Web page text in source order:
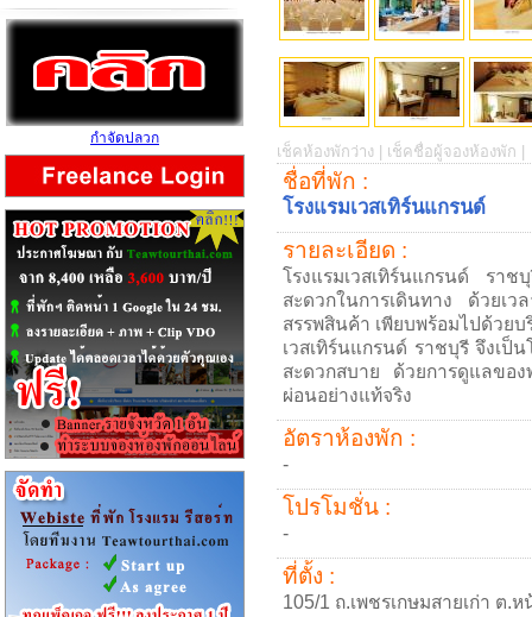
เช็คห้องพักว่าง | เช็คชื่อผู้จองห้องพัก |
ชื่อที่พัก :
โรงแรมเวสเทิร์นแกรนด์
รายละเอียด :
โรงแรมเวสเทิร์นแกรนด์ ราช
สะดวกในการเดินทาง ด้วยเ
สรรพสินค้า เพียบพร้อมไปด้วย
เวสเทิร์นแกรนด์ ราชบุรี จึงเป็
สะดวกสบาย ด้วยการดูแลขอ
ผ่อนอย่างแท้จริง
อัตราห้องพัก :
-
โปรโมชั่น :
-
ที่ตั้ง :
105/1 ถ.เพชรเกษมสายเก่า ต.
กำจัดปลวก